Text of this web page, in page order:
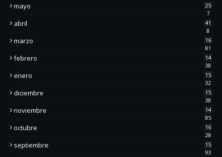
mayo
25
7
abril
41
8
marzo
16
81
febrero
14
38
enero
15
32
diciembre
15
38
noviembre
14
85
octubre
16
28
septiembre
15
93